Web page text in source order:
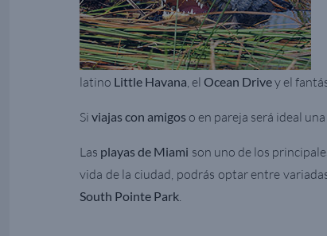
latino Little Havana, el Ocean Drivey el
Si viajas con amigos o en pareja será ideal
Las playas de Miami son uno de los
vida de la ciudad, podrás optar entre
South Pointe Park.